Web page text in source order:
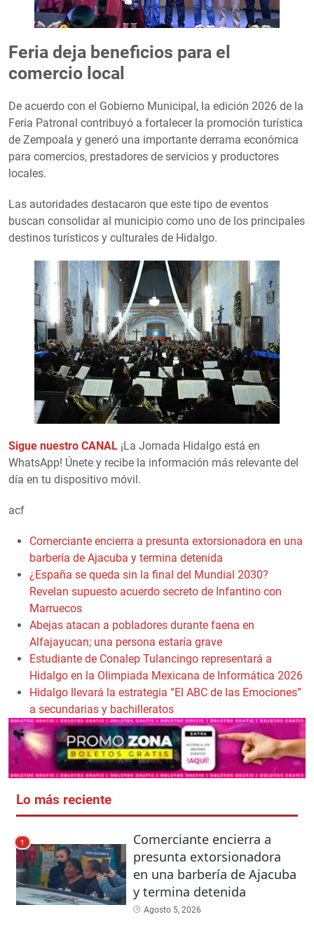
Feria deja beneficios para el
comercio local
De acuerdo con el Gobierno Municipal, la edición 2026 de la
Feria Patronal contribuyó a fortalecer la promoción turística
de Zempoala y generó una importante derrama económica
para comercios, prestadores de servicios y productores
locales.
Las autoridades destacaron que este tipo de eventos
buscan consolidar al municipio como uno de los principales
destinos turísticos y culturales de Hidalgo.
Sigue nuestro CANAL ¡La Jornada Hidalgo está en
WhatsApp! Únete y recibe la información más relevante del
día en tu dispositivo móvil.
acf
Comerciante encierra a presunta extorsionadora en una
barbería de Ajacuba y termina detenida
¿España se queda sin la final del Mundial 2030?
Revelan supuesto acuerdo secreto de Infantino con
Marruecos
Abejas atacan a pobladores durante faena en
Alfajayucan; una persona estaría grave
Estudiante de Conalep Tulancingo representará a
Hidalgo en la Olimpiada Mexicana de Informática 2026
Hidalgo llevará la estrategia “El ABC de las Emociones”
a secundarias y bachilleratos
Lo más reciente
1
Comerciante encierra a
presunta extorsionadora
en una barbería de Ajacuba
y termina detenida
Agosto 5, 2026